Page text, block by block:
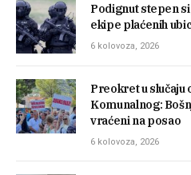
Podignut stepen
ekipe plaćenih
6 kolovoza, 2026
Preokret u slučaju
Komunalnog:
vraćeni na posao
6 kolovoza, 2026